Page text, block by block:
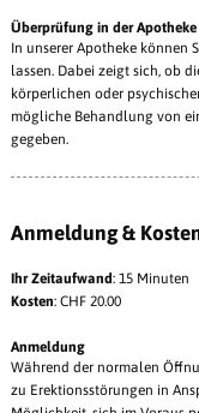
Überprüfung in der Apotheke
In unserer Apotheke können
lassen. Dabei zeigt sich, ob
körperlichen oder
mögliche Behandlung von
gegeben.
Anmeldung &
Ihr Zeitaufwand: 15 Minuten
Kosten: CHF 20.00
Anmeldung
Während der normalen
zu Erektionsstörungen in